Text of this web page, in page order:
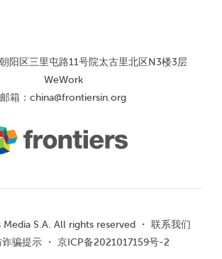
阳区三里屯路11号院太古里北区N3楼3层
WeWork
邮箱： china@frontiersin.org
S.A. All rights reserved ・ 联系我们
诈骗提示 ・ 京ICP备2021017159号-2